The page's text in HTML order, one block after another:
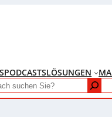
PODCASTSLÖSUNGEN